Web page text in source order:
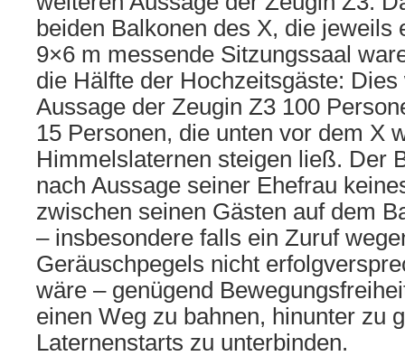
beiden Balkonen des X, die jeweils
9×6 m messende Sitzungssaal
die Hälfte der Hochzeitsgäste: Dies
Aussage der Zeugin Z3 100
15 Personen, die unten vor dem X
Himmelslaternen steigen ließ. Der
nach Aussage seiner Ehefrau
zwischen seinen Gästen auf dem
– insbesondere falls ein Zuruf
Geräuschpegels nicht
wäre – genügend
einen Weg zu bahnen, hinunter zu
Laternenstarts zu unterbinden.